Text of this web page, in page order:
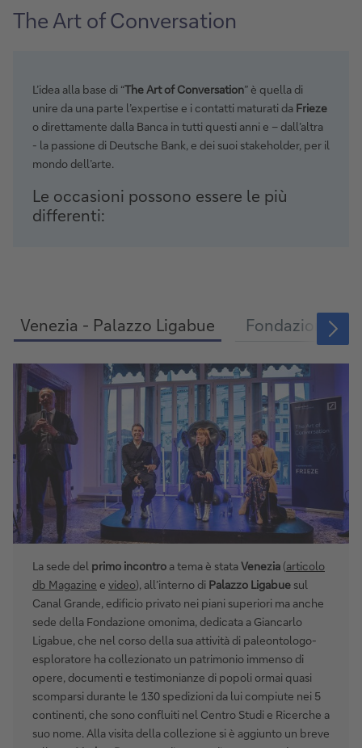
The Art of Conversation
L’idea alla base di “The Art of Conversation” è quella di
unire da una parte l’expertise e i contatti maturati da Frieze
o direttamente dalla Banca in tutti questi anni e – dall’altra
- la passione di Deutsche Bank, e dei suoi stakeholder, per il
mondo dell’arte.
Le occasioni possono essere le più
differenti:
Venezia - Palazzo Ligabue Fondazione
La sede del primo incontro a tema è stataVenezia (articolo
db Magazine e video), all’interno di Palazzo Ligabue sul
Canal Grande, edificio privato nei piani superiori ma anche
sede della Fondazione omonima, dedicata a Giancarlo
Ligabue, che nel corso della sua attività di paleontologo-
esploratore ha collezionato un patrimonio immenso di
opere, documenti e testimonianze di popoli ormai quasi
scomparsi durante le 130 spedizioni da lui compiute nei 5
continenti, che sono confluiti nel Centro Studi e Ricerche a
suo nome. Alla visita della collezione si è aggiunto un breve